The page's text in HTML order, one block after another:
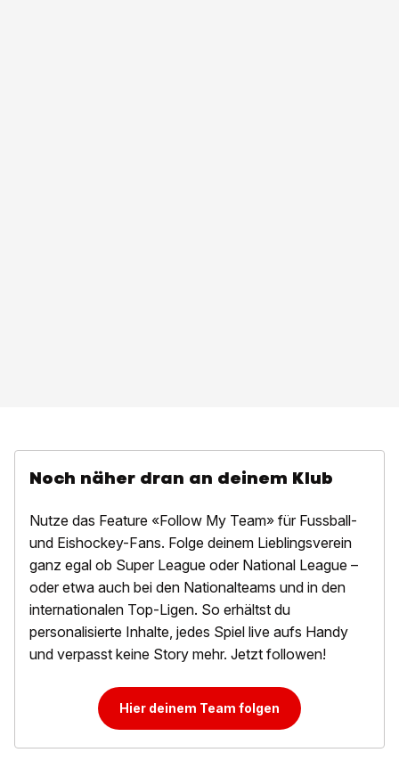
Noch näher dran an deinem Klub
Nutze das Feature «Follow My Team» für Fussball-
und Eishockey-Fans. Folge deinem Lieblingsverein
ganz egal ob Super League oder National League –
oder etwa auch bei den Nationalteams und in den
internationalen Top-Ligen. So erhältst du
personalisierte Inhalte, jedes Spiel live aufs Handy
und verpasst keine Story mehr. Jetzt followen!
Hier deinem Team folgen